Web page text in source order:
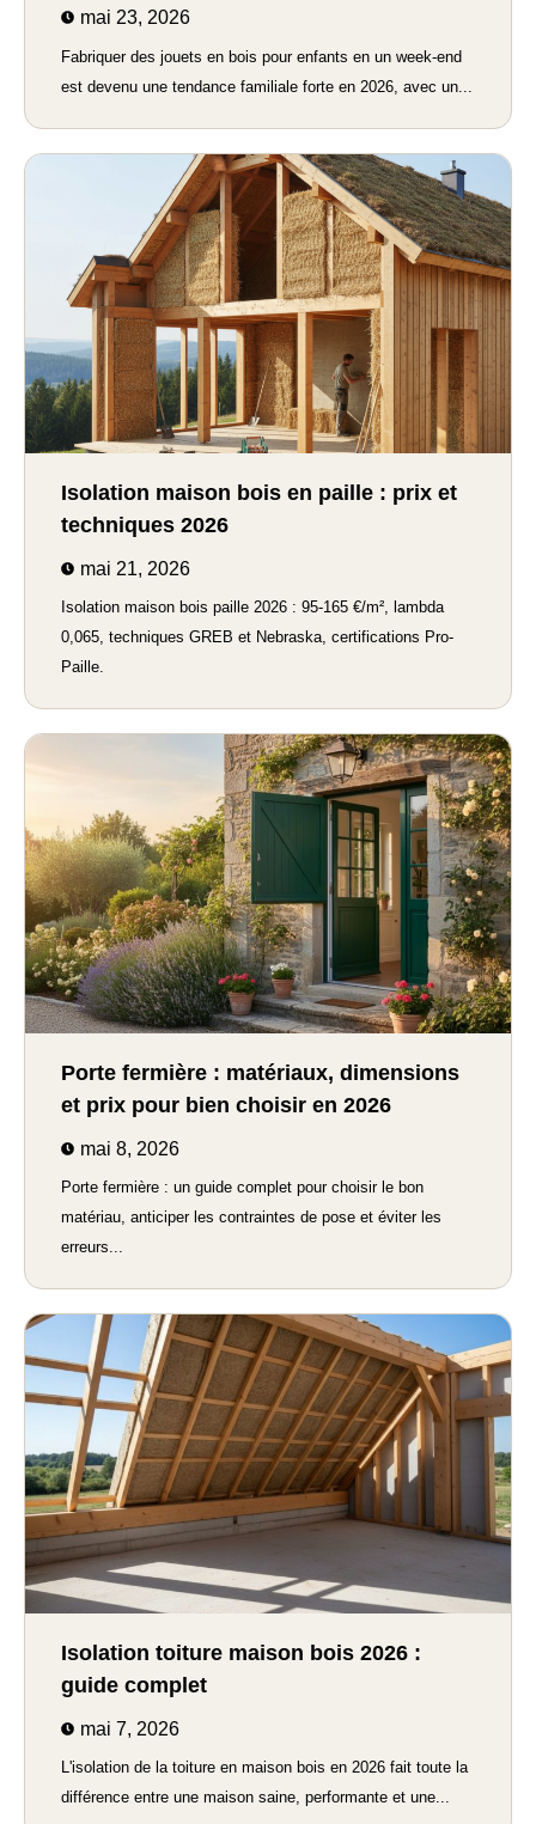
mai 23, 2026
Fabriquer des jouets en bois pour enfants en un week-end
est devenu une tendance familiale forte en 2026, avec un...
Isolation maison bois en paille : prix et
techniques 2026
mai 21, 2026
Isolation maison bois paille 2026 : 95-165 €/m², lambda
0,065, techniques GREB et Nebraska, certifications Pro-
Paille.
Porte fermière : matériaux, dimensions
et prix pour bien choisir en 2026
mai 8, 2026
Porte fermière : un guide complet pour choisir le bon
matériau, anticiper les contraintes de pose et éviter les
erreurs...
Isolation toiture maison bois 2026 :
guide complet
mai 7, 2026
L'isolation de la toiture en maison bois en 2026 fait toute la
différence entre une maison saine, performante et une...